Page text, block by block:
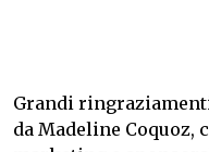
Grandi
da Madeline